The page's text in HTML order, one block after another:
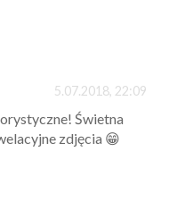
5.07.2018, 22:09
Świetna
zdjęcia 😁